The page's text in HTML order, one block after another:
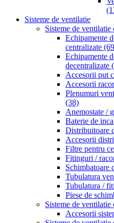
Sisteme de ventilatie
Sisteme de ventilatie
Echipamente
centralizate
Echipamente
decentralizate
Accesorii put
Accesorii
Plenumuri
(38)
Anemostate /
Baterie de
Distribuitoare
Accesorii
Filtre pentru
Fitinguri /
Schimbatoare
Tubulatura
Tubulatura /
Piese de
Sisteme de ventilatie
Accesorii